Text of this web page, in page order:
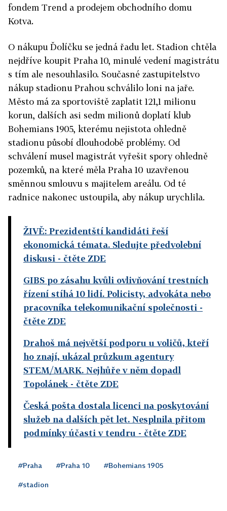
fondem Trend a prodejem obchodního domu
Kotva.
O nákupu Ďolíčku se jedná řadu let. Stadion chtěla
nejdříve koupit Praha 10, minulé vedení magistrátu
s tím ale nesouhlasilo. Současné zastupitelstvo
nákup stadionu Prahou schválilo loni na jaře.
Město má za sportoviště zaplatit 121,1 milionu
korun, dalších asi sedm milionů doplatí klub
Bohemians 1905, kterému nejistota ohledně
stadionu působí dlouhodobě problémy. Od
schválení musel magistrát vyřešit spory ohledně
pozemků, na které měla Praha 10 uzavřenou
směnnou smlouvu s majitelem areálu. Od té
radnice nakonec ustoupila, aby nákup urychlila.
ŽIVĚ: Prezidentští kandidáti řeší
ekonomická témata. Sledujte předvolební
diskusi - čtěte ZDE
GIBS po zásahu kvůli ovlivňování trestních
řízení stíhá 10 lidí. Policisty, advokáta nebo
pracovníka telekomunikační společnosti -
čtěte ZDE
Drahoš má největší podporu u voličů, kteří
ho znají, ukázal průzkum agentury
STEM/MARK. Nejhůře v něm dopadl
Topolánek - čtěte ZDE
Česká pošta dostala licenci na poskytování
služeb na dalších pět let. Nesplnila přitom
podmínky účasti v tendru - čtěte ZDE
#Praha #Praha 10 #Bohemians 1905
#stadion